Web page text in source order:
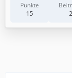
Punkte
15
2